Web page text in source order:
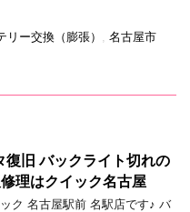
リー交換（膨張） 名古屋市
復旧 バックライト切れの
理はクイック名古屋
ク 名古屋駅前 名駅店です♪ バ